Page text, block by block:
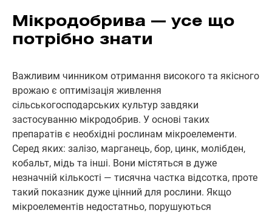
Мікродобрива — усе що
потрібно знати
Важливим чинником отримання високого та якісного
врожаю є оптимізація живлення
сільськогосподарських культур завдяки
застосуванню мікродобрив. У основі таких
препаратів є необхідні рослинам мікроелементи.
Серед яких: залізо, марганець, бор, цинк, молібден,
кобальт, мідь та інші. Вони містяться в дуже
незначній кількості — тисячна частка відсотка, проте
такий показник дуже цінний для рослини. Якщо
мікроелементів недостатньо, порушуються